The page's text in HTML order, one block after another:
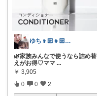
ゆち👦🏻👧🏻👶🏻のmama
🌿家族みんなで使うなら詰め替
えがお得♡ママ ...
￥ 3,905
0 0 2